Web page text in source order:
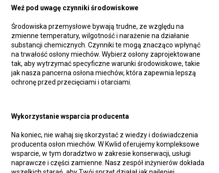
Weź pod uwagę czynniki środowiskowe
Środowiska przemysłowe bywają trudne, ze względu na
zmienne temperatury, wilgotność i narażenie na działanie
substancji chemicznych. Czynniki te mogą znacząco wpłynąć
na trwałość osłony miechów. Wybierz osłony zaprojektowane
tak, aby wytrzymać specyficzne warunki środowiskowe, takie
jak nasza pancerna osłona miechów, która zapewnia lepszą
ochronę przed przecięciami i otarciami.
Wykorzystanie wsparcia producenta
Na koniec, nie wahaj się skorzystać z wiedzy i doświadczenia
producenta osłon miechów. W Kwlid oferujemy kompleksowe
wsparcie, w tym doradztwo w zakresie konserwacji, usługi
naprawcze i części zamienne. Nasz zespół inżynierów dokłada